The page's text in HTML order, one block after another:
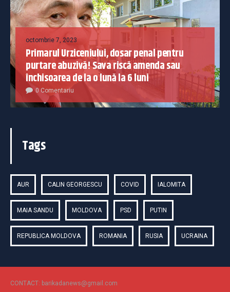
octombrie 7, 2023
Primarul Urziceniului, dosar penal pentru
purtare abuzivă! Sava riscă amenda sau
închisoarea de la o lună la 6 luni
0 Comentariu
Tags
AUR CALIN GEORGESCU COVID IALOMITA
MAIA SANDU MOLDOVA PSD PUTIN
REPUBLICA MOLDOVA ROMANIA RUSIA UCRAINA
CONTACT: barikadanews@gmail.com